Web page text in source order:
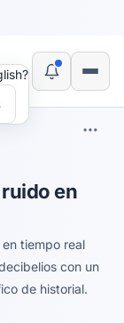
en
tiempo real
con un
de historial.